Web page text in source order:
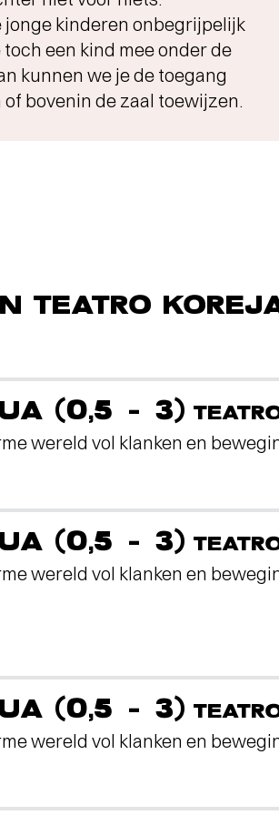
kinderen onbegrijpelijk
een kind mee onder de
kunnen we je de toegang
bovenin de zaal toewijzen.
TEATRO
(0,5 - 3)
wereld vol klanken en
(0,5 - 3)
wereld vol klanken en
(0,5 - 3)
wereld vol klanken en